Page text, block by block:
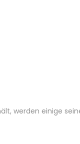
werden einige